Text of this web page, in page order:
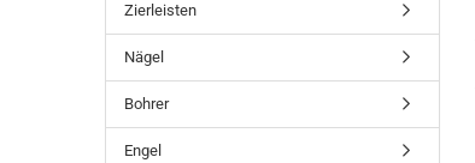
Zierleisten
Nägel
Bohrer
Engel